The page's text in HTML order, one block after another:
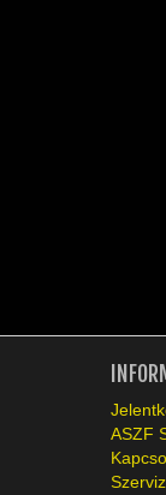
ASZF
Szerviz